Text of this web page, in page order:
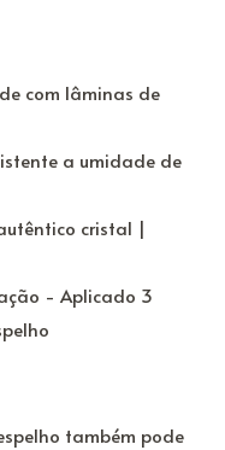
com lâminas de
a umidade de
cristal |
- Aplicado 3
também pode